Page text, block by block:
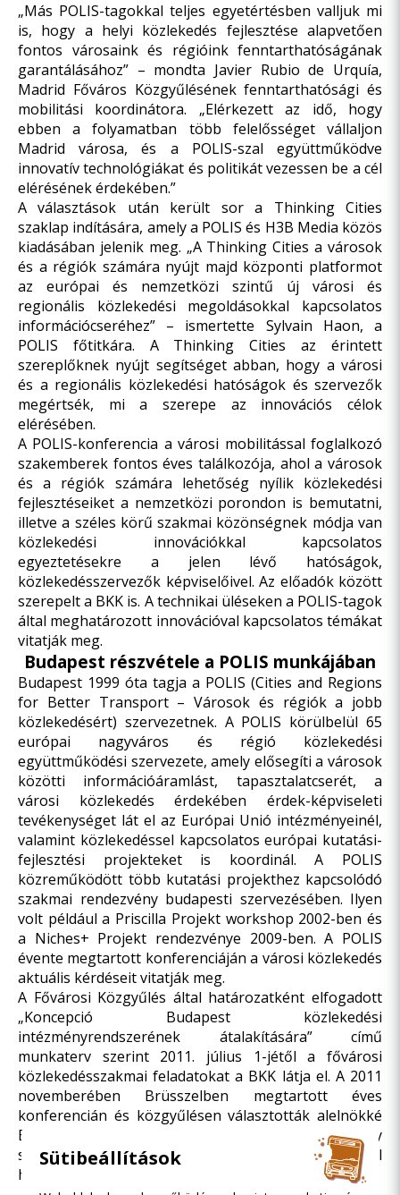
„Más POLIS-tagokkal teljes egyetértésben valljuk mi
is, hogy a helyi közlekedés fejlesztése alapvetően
fontos városaink és régióink fenntarthatóságának
garantálásához” – mondta Javier Rubio de Urquía,
Madrid Főváros Közgyűlésének fenntarthatósági és
mobilitási koordinátora. „Elérkezett az idő, hogy
ebben a folyamatban több felelősséget vállaljon
Madrid városa, és a POLIS-szal együttműködve
innovatív technológiákat és politikát vezessen be a cél
elérésének érdekében.”
A választások után került sor a Thinking Cities
szaklap indítására, amely a POLIS és H3B Media közös
kiadásában jelenik meg. „A Thinking Cities a városok
és a régiók számára nyújt majd központi platformot
az európai és nemzetközi szintű új városi és
regionális közlekedési megoldásokkal kapcsolatos
információcseréhez” – ismertette Sylvain Haon, a
POLIS főtitkára. A Thinking Cities az érintett
szereplőknek nyújt segítséget abban, hogy a városi
és a regionális közlekedési hatóságok és szervezők
megértsék, mi a szerepe az innovációs célok
elérésében.
A POLIS-konferencia a városi mobilitással foglalkozó
szakemberek fontos éves találkozója, ahol a városok
és a régiók számára lehetőség nyílik közlekedési
fejlesztéseiket a nemzetközi porondon is bemutatni,
illetve a széles körű szakmai közönségnek módja van
közlekedési innovációkkal kapcsolatos
egyeztetésekre a jelen lévő hatóságok,
közlekedésszervezők képviselőivel. Az előadók között
szerepelt a BKK is. A technikai üléseken a POLIS-tagok
által meghatározott innovációval kapcsolatos témákat
vitatják meg.
Budapest részvétele a POLIS munkájában
Budapest 1999 óta tagja a POLIS (Cities and Regions
for Better Transport – Városok és régiók a jobb
közlekedésért) szervezetnek. A POLIS körülbelül 65
európai nagyváros és régió közlekedési
együttműködési szervezete, amely elősegíti a városok
közötti információáramlást, tapasztalatcserét, a
városi közlekedés érdekében érdek-képviseleti
tevékenységet lát el az Európai Unió intézményeinél,
valamint közlekedéssel kapcsolatos európai kutatási-
fejlesztési projekteket is koordinál. A POLIS
közreműködött több kutatási projekthez kapcsolódó
szakmai rendezvény budapesti szervezésében. Ilyen
volt például a Priscilla Projekt workshop 2002-ben és
a Niches+ Projekt rendezvénye 2009-ben. A POLIS
évente megtartott konferenciáján a városi közlekedés
aktuális kérdéseit vitatják meg.
A Fővárosi Közgyűlés által határozatként elfogadott
„Koncepció Budapest közlekedési
intézményrendszerének átalakítására” című
munkaterv szerint 2011. július 1-jétől a fővárosi
közlekedésszakmai feladatokat a BKK látja el. A 2011
novemberében Brüsszelben megtartott éves
konferencián és közgyűlésen választották alelnökké
Budapestet a BKK képviseletében. Feladatunk, hogy
szoros együttműködésben segítsük a szervezet minél
hatékonyabb munkáját.
Sütibeállítások